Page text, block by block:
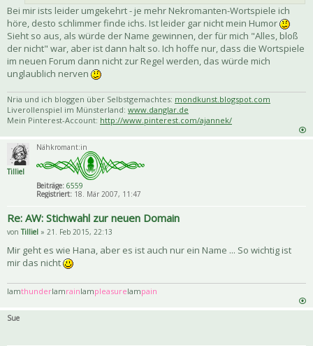
Bei mir ists leider umgekehrt - je mehr Nekromanten-Wortspiele ich
höre, desto schlimmer finde ichs. Ist leider gar nicht mein Humor
Sieht so aus, als würde der Name gewinnen, der für mich "Alles, bloß
der nicht" war, aber ist dann halt so. Ich hoffe nur, dass die Wortspiele
im neuen Forum dann nicht zur Regel werden, das würde mich
unglaublich nerven
Nria und ich bloggen über Selbstgemachtes: mondkunst.blogspot.com
Liverollenspiel im Münsterland: www.danglar.de
Mein Pinterest-Account: http://www.pinterest.com/ajannek/
Tilliel
Nähkromant:in
Beiträge: 6559
Registriert: 18. Mär 2007, 11:47
Re: AW: Stichwahl zur neuen Domain
vonTilliel » 21. Feb 2015, 22:13
Mir geht es wie Hana, aber es ist auch nur ein Name ... So wichtig ist
mir das nicht
IamthunderIamrainIampleasureIampain
Sue